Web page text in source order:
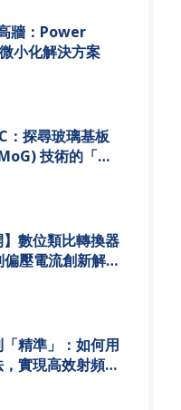
牆：Power
小化解決方案
：探尋玻璃基板
技術的「最
】數位類比轉換器
偏壓電流創新解
源的關鍵突破
精準」：如何用
實現高效射頻預